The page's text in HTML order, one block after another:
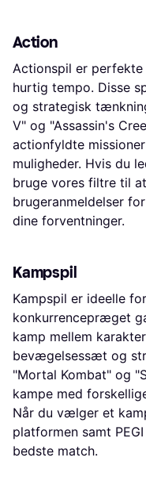
Action
Actionspil er
hurtig tempo. Disse
og strategisk
V" og "Assassin's
actionfyldte
muligheder. Hvis du
bruge vores filtre til
brugeranmeldelser
dine forventninger.
Kampspil
Kampspil er ideelle
konkurrencepræget
kamp mellem
bevægelsessæt og
"Mortal Kombat" og
kampe med
Når du vælger et
platformen samt
bedste match.